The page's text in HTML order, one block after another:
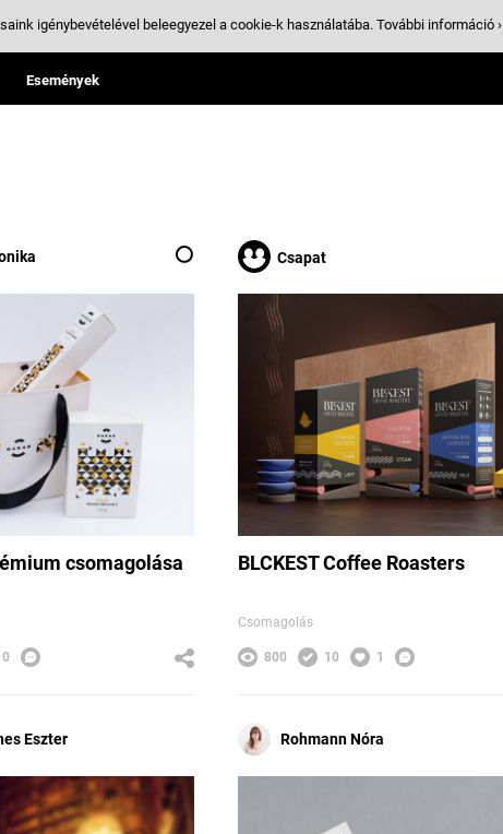
Események
csomagolása
0
Csapat
BLCKEST Coffee Roasters
Csomagolás
800 10 1
Eszter Rohmann Nóra
igénybevételével beleegyezel a cookie-k használatába. További információ ›